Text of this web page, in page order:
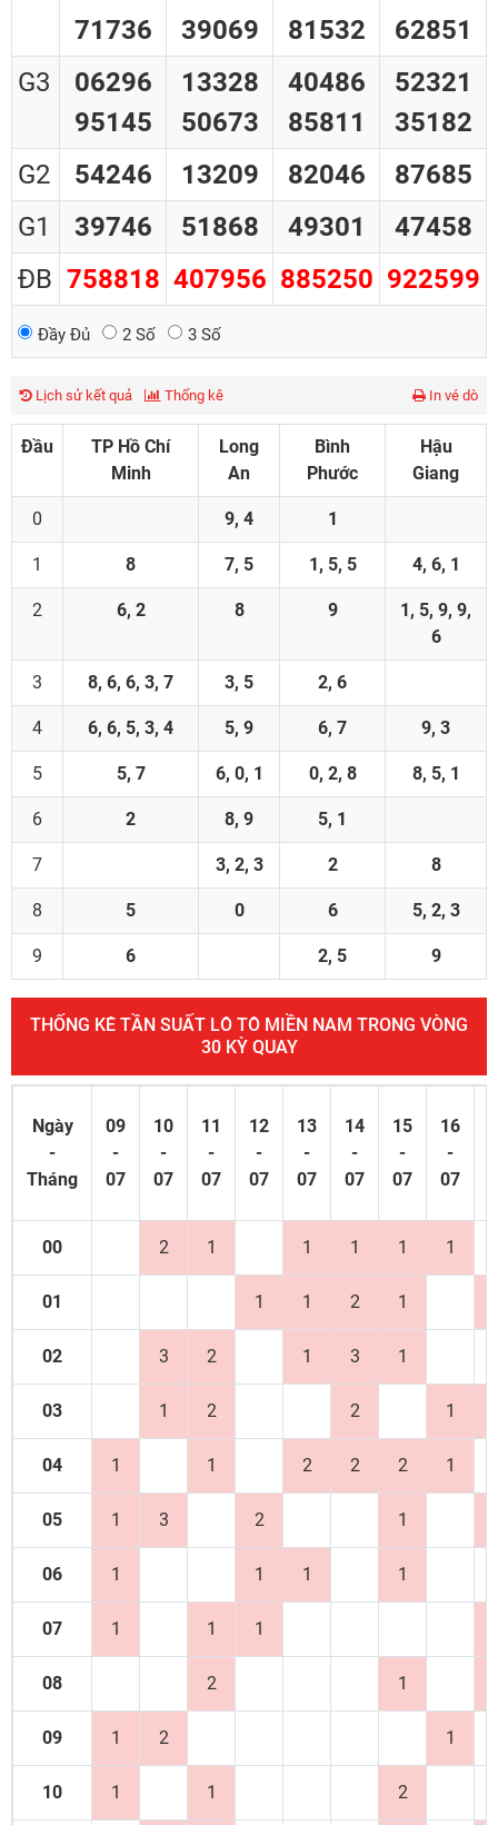
71736
39069
81532
62851
G3
06296
95145
13328
50673
40486
85811
52321
35182
G2
54246 13209 82046
87685
G1
39746 51868 49301
47458
ĐB 758818 407956 885250 922599
Đầy Đủ 2 Số 3 Số
Lịch sử kết quả Thống kê In vé dò
Đầu
TP Hồ Chí
Minh
Long
An
Bình
Phước
Hậu
Giang
0 9, 4 1
1 8 7, 5 1, 5, 5 4, 6, 1
2 6, 2 8 9
1, 5, 9, 9,
6
3 8, 6, 6, 3, 7 3, 5 2, 6
4 6, 6, 5, 3, 4 5, 9 6, 7 9, 3
5 5, 7 6, 0, 1 0, 2, 8 8, 5, 1
6 2 8, 9 5, 1
7 3, 2, 3 2 8
8 5 0 6 5, 2, 3
9 6 2, 5 9
THỐNG KÊ TẦN SUẤT LÔ TÔ MIỀN NAM TRONG VÒNG
30 KỲ QUAY
Ngày
-
Tháng
09
-
07
10
-
07
11
-
07
12
-
07
13
-
07
14
-
07
15
-
07
16
-
07
00 2 1 1 1 1 1
01 1 1 2 1
02 3 2 1 3 1
03 1 2 2 1
04 1 1 2 2 2 1
05 1 3 2 1
06 1 1 1 1
07 1 1 1
08 2 1
09 1 2 1
10 1 1 2